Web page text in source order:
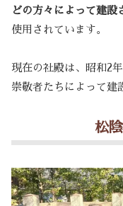
どの方々によって建設
使用されています。
現在の社殿は、昭和2
崇敬者たちによって建
松